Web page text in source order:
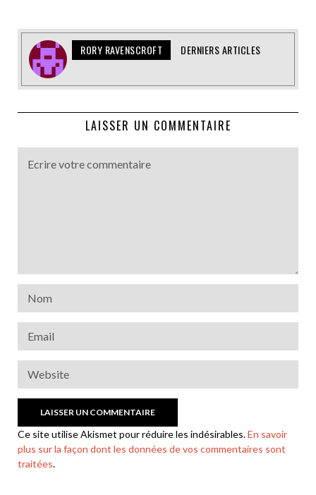
RORY RAVENSCROFT DERNIERS ARTICLES
LAISSER UN COMMENTAIRE
Ce site utilise Akismet pour réduire les indésirables.En savoir
plus sur la façon dont les données de vos commentaires sont
traitées.